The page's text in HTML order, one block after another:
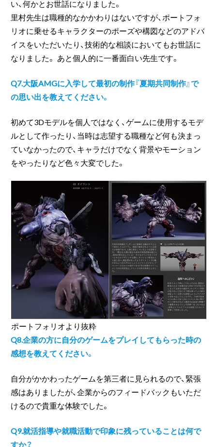
い、何かとお世話になりました。
里村先生は職種的なかかわりはないですが、ポートフォ
リオに乗せるキャラクターのポーズや構図などのアドバ
イスをいただいたり、技術的な相談においてもお世話に
なりました。 あと個人的に一番面白い先生です。
Q7.大阪AMGに入学して最初の制作『夏期共同制作』で
の思い出を教えてください。
初めて3Dモデルを個人ではなく、ゲームに使用するモデ
ルとして作ったり、当時は志望する職種など何も決まっ
ていなかったので、キャラだけでなく背景やモーション
をやったりなど色々大変でした。
ポートフォリオより抜粋
Q8.企業の方に自分のゲームをプレイしてもらった時の
感想を教えてください。
自分がかかわったゲームを第三者に見られるので、緊張
感はありましたが、企業からのフィードバックもいただ
けるので貴重な体験でした。
Q9.就活指導や就職活動で印象に残っていることは何で
すか？